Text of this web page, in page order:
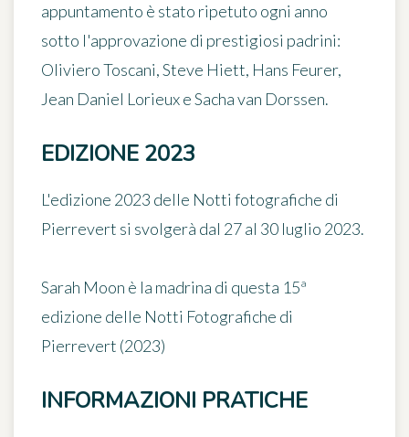
appuntamento è stato ripetuto ogni anno
sotto l'approvazione di prestigiosi padrini:
Oliviero Toscani, Steve Hiett, Hans Feurer,
Jean Daniel Lorieux e Sacha van Dorssen.
EDIZIONE 2023
L'edizione 2023 delle Notti fotografiche di
Pierrevert si svolgerà dal 27 al 30 luglio 2023.
Sarah Moon è la madrina di questa 15ª
edizione delle Notti Fotografiche di
Pierrevert (2023)
INFORMAZIONI PRATICHE